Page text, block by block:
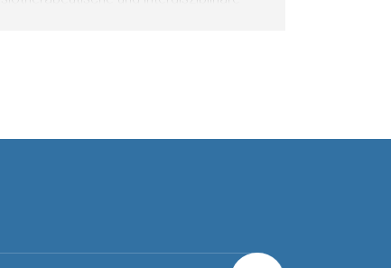
Mara über eine Dosisreduktion